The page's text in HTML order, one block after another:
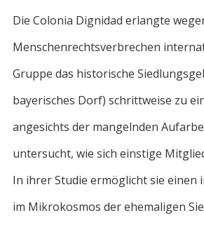
Die Colonia Dignidad erlangte
Menschenrechtsverbrechen
Gruppe das historische
bayerisches Dorf) schrittweise zu
angesichts der mangelnden
untersucht, wie sich einstige
In ihrer Studie ermöglicht sie
im Mikrokosmos der ehemaligen